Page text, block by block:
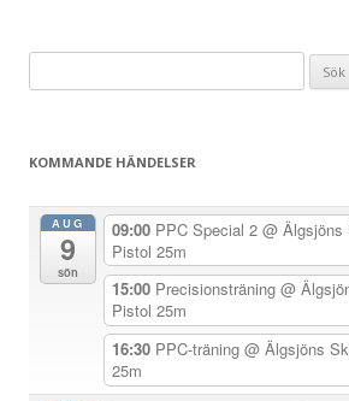
n
efter:
KOMMANDE HÄNDELSER
AUG
9
sön
09:00 PPC Special 2 @ Älgsjöns
Pistol 25m
15:00 Precisionsträning @
Pistol 25m
16:30 PPC-träning @ Älgsjöns
25m